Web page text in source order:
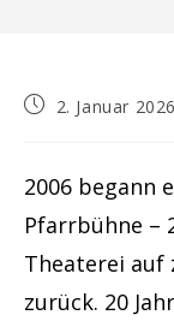
Beitrag2. Januar 2026
2006 begann
Pfarrbühne –
Theaterei auf
zurück. 20